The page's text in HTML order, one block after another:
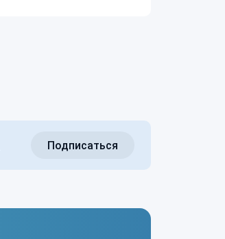
Подписаться